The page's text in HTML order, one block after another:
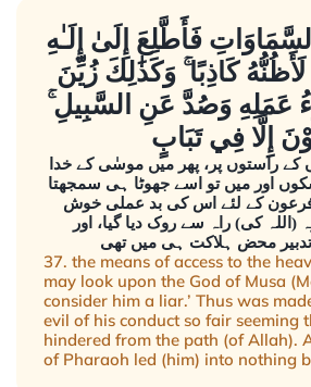
فَأَطَّلِعَ إِلَىٰ إِلَـٰهِ
كَاذِبًا ۚ وَكَذَٰلِكَ زُيِّنَ
عَمَلِهِ وَصُدَّ عَنِ السَّبِيلِ
إِلَّا فِي تَبَابٍ
کے راستوں پر، پھر میں موسٰی کے خدا
اور میں تو اسے جھوٹا ہی سمجھتا
کے لئے اس کی بد عملی خوش
(اللہ کی) راہ سے روک دیا گیا، اور
محض ہلاکت ہی میں تھی
37. the means of access to the
may look upon the God of Musa
consider him a liar.’ Thus was
evil of his conduct so fair seeming
hindered from the path (of Allah).
of Pharaoh led (him) into nothing